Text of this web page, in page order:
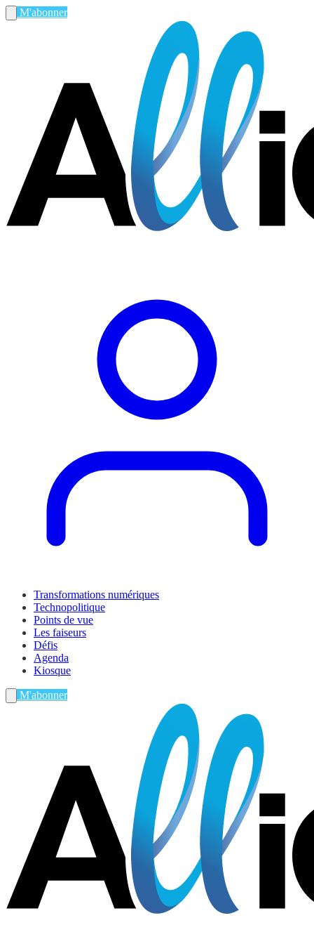
M'abonner
Transformations numériques
Technopolitique
Points de vue
Les faiseurs
Défis
Agenda
Kiosque
M'abonner